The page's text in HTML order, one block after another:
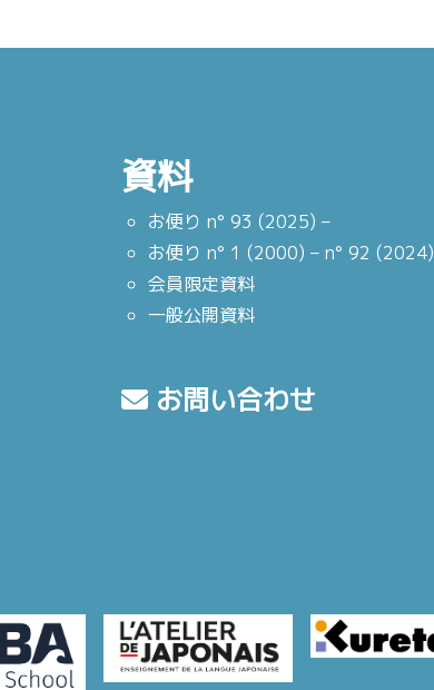
資料
お便り n° 93 (2025) –
お便り n° 1 (2000) – n° 92 (2024)
会員限定資料
一般公開資料
お問い合わせ